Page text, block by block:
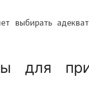
выбирать
для